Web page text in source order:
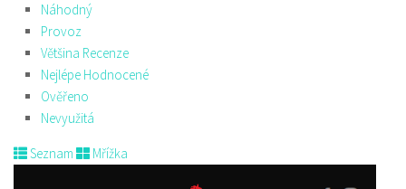
Náhodný
Provoz
Většina Recenze
Nejlépe Hodnocené
Ověřeno
Nevyužitá
Seznam Mřížka